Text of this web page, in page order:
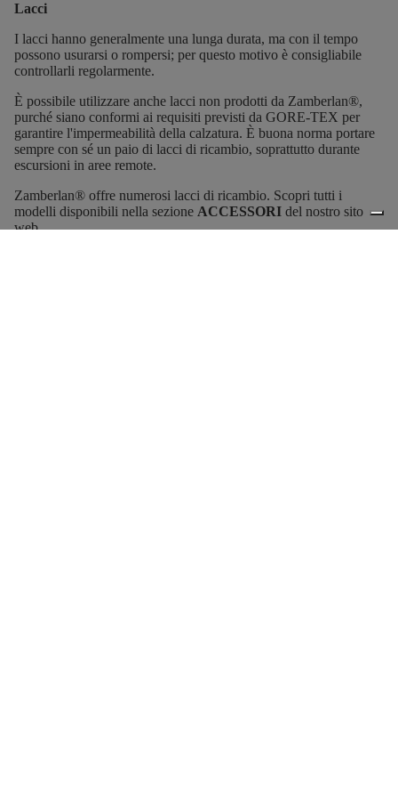
Lacci
I lacci hanno generalmente una lunga durata, ma con il tempo
possono usurarsi o rompersi; per questo motivo è consigliabile
controllarli regolarmente.
È possibile utilizzare anche lacci non prodotti da Zamberlan®,
purché siano conformi ai requisiti previsti da GORE-TEX per
garantire l'impermeabilità della calzatura. È buona norma portare
sempre con sé un paio di lacci di ricambio, soprattutto durante
escursioni in aree remote.
Zamberlan® offre numerosi lacci di ricambio. Scopri tutti i
modelli disponibili nella sezione ACCESSORI del nostro sito
web.